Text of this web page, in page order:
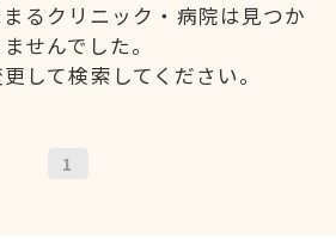
るクリニック・病院は見つか
ませんでした。
して検索してください。
1